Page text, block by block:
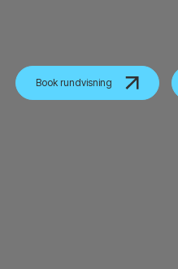
Book rundvisning